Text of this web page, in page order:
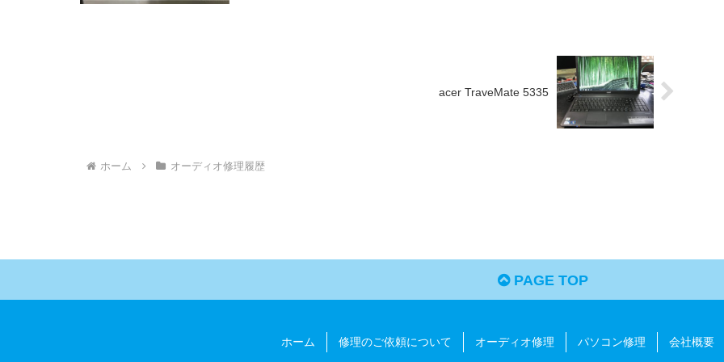
acer TraveMate 5335
ホーム オーディオ修理履歴
PAGE TOP
ホーム 修理のご依頼について オーディオ修理 パソコン修理 会社概要